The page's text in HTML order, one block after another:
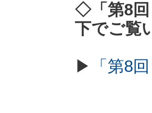
◇「第8回
下でご覧
▶ 「第8